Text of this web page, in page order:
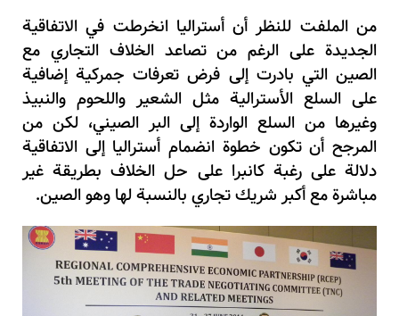
من الملفت للنظر أن أستراليا انخرطت في الاتفاقية
الجديدة على الرغم من تصاعد الخلاف التجاري مع
الصين التي بادرت إلى فرض تعرفات جمركية إضافية
على السلع الأسترالية مثل الشعير واللحوم والنبيذ
وغيرها من السلع الواردة إلى البر الصيني، لكن من
المرجح أن تكون خطوة انضمام أستراليا إلى الاتفاقية
دلالة على رغبة كانبرا على حل الخلاف بطريقة غير
مباشرة مع أكبر شريك تجاري بالنسبة لها وهو الصين.